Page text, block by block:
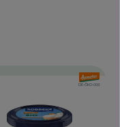
, Verband:
, Kontrollstelle:
DE-ÖKO-006
Produkt zu Favouriten hinzufügen